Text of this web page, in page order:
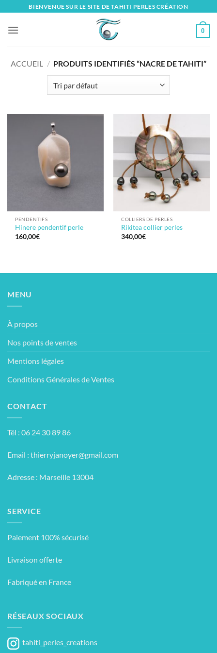
content
BIENVENUE SUR LE SITE DE TAHITI PERLES CRÉATION
0
ACCUEIL / PRODUITS IDENTIFIÉS “NACRE DE TAHITI”
PENDENTIFS
Hinere pendentif perle
160,00€
COLLIERS DE PERLES
Rikitea collier perles
340,00€
MENU
À propos
Nos points de ventes
Mentions légales
Conditions Générales de Ventes
CONTACT
Tél : 06 24 30 89 86
Email : thierryjanoyer@gmail.com
Adresse : Marseille 13004
SERVICE
Paiement 100% sécurisé
Livraison offerte
Fabriqué en France
RÉSEAUX SOCIAUX
tahiti_perles_creations